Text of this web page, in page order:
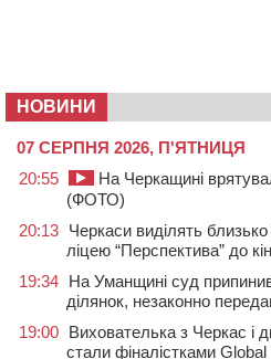
НОВИНИ
07 СЕРПНЯ 2026, П'ЯТНИЦЯ
20:55
На Черкащині
(ФОТО)
20:13 Черкаси виділять
ліцею “Перспектива” до
19:34 На Уманщині суд
ділянок, незаконно
19:00 Вихователька з Черкас і
стали фіналістками